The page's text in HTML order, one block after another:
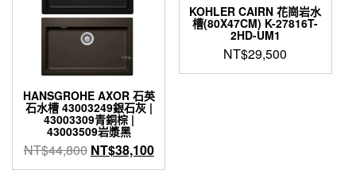
產
品
頁
選
擇
選
項
HANSGROHE AXOR 石英
石水槽 43003249銀石灰 |
43003309青銅棕 |
43003509岩漿黑
NT$44,800 原
始
NT$38,100目
前
此
KOHLER CAIRN 花崗岩水
槽(80X47CM) K-27816T-
2HD-UM1
NT$29,500